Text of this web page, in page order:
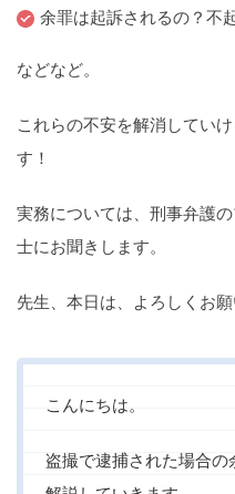
余罪は起訴されるの？不
などなど。
これらの不安を解消してい
す！
実務については、刑事弁護
士にお聞きします。
先生、本日は、よろしくお願
こんにちは。
盗撮で逮捕された場合